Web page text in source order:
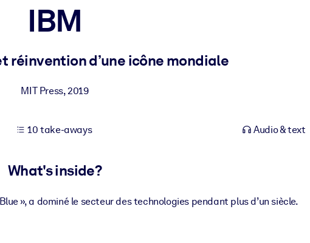
IBM
réinvention d’une icône mondiale
MIT Press,2019
10 take-aways Audio & text
What's inside?
», a dominé le secteur des technologies pendant plus d’un siècle.